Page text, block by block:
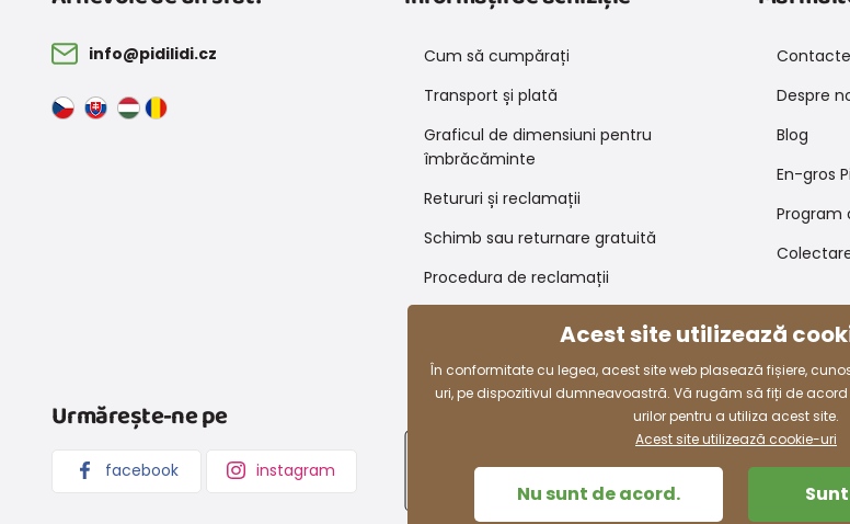
info@pidilidi.cz
Cum să cumpărați
Transport și plată
Graficul de dimensiuni pentru
îmbrăcăminte
Retururi și reclamații
Schimb sau returnare gratuită
Procedura de reclamații
Contacte
Despre
Blog
En-gros
Program
Urmărește-ne pe
facebook instagram
Acest site utilizează
În conformitate cu legea, acest site web plasează fișiere,
uri, pe dispozitivul dumneavoastră. Vă rugăm să fiți de
urilor pentru a utiliza acest site.
Acest site utilizează cookie-uri
Nu sunt de acord.